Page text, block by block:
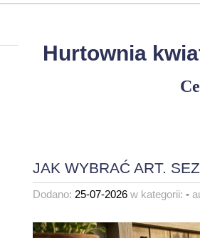
Hurtownia
JAK WYBRAĆ ART.
Dodano: 25-07-2026 w kategorii: -